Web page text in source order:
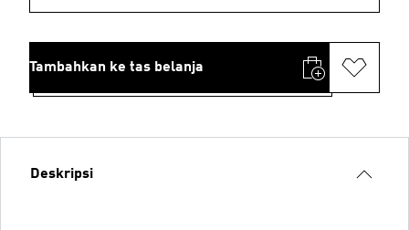
Tambahkan ke tas belanja
Deskripsi